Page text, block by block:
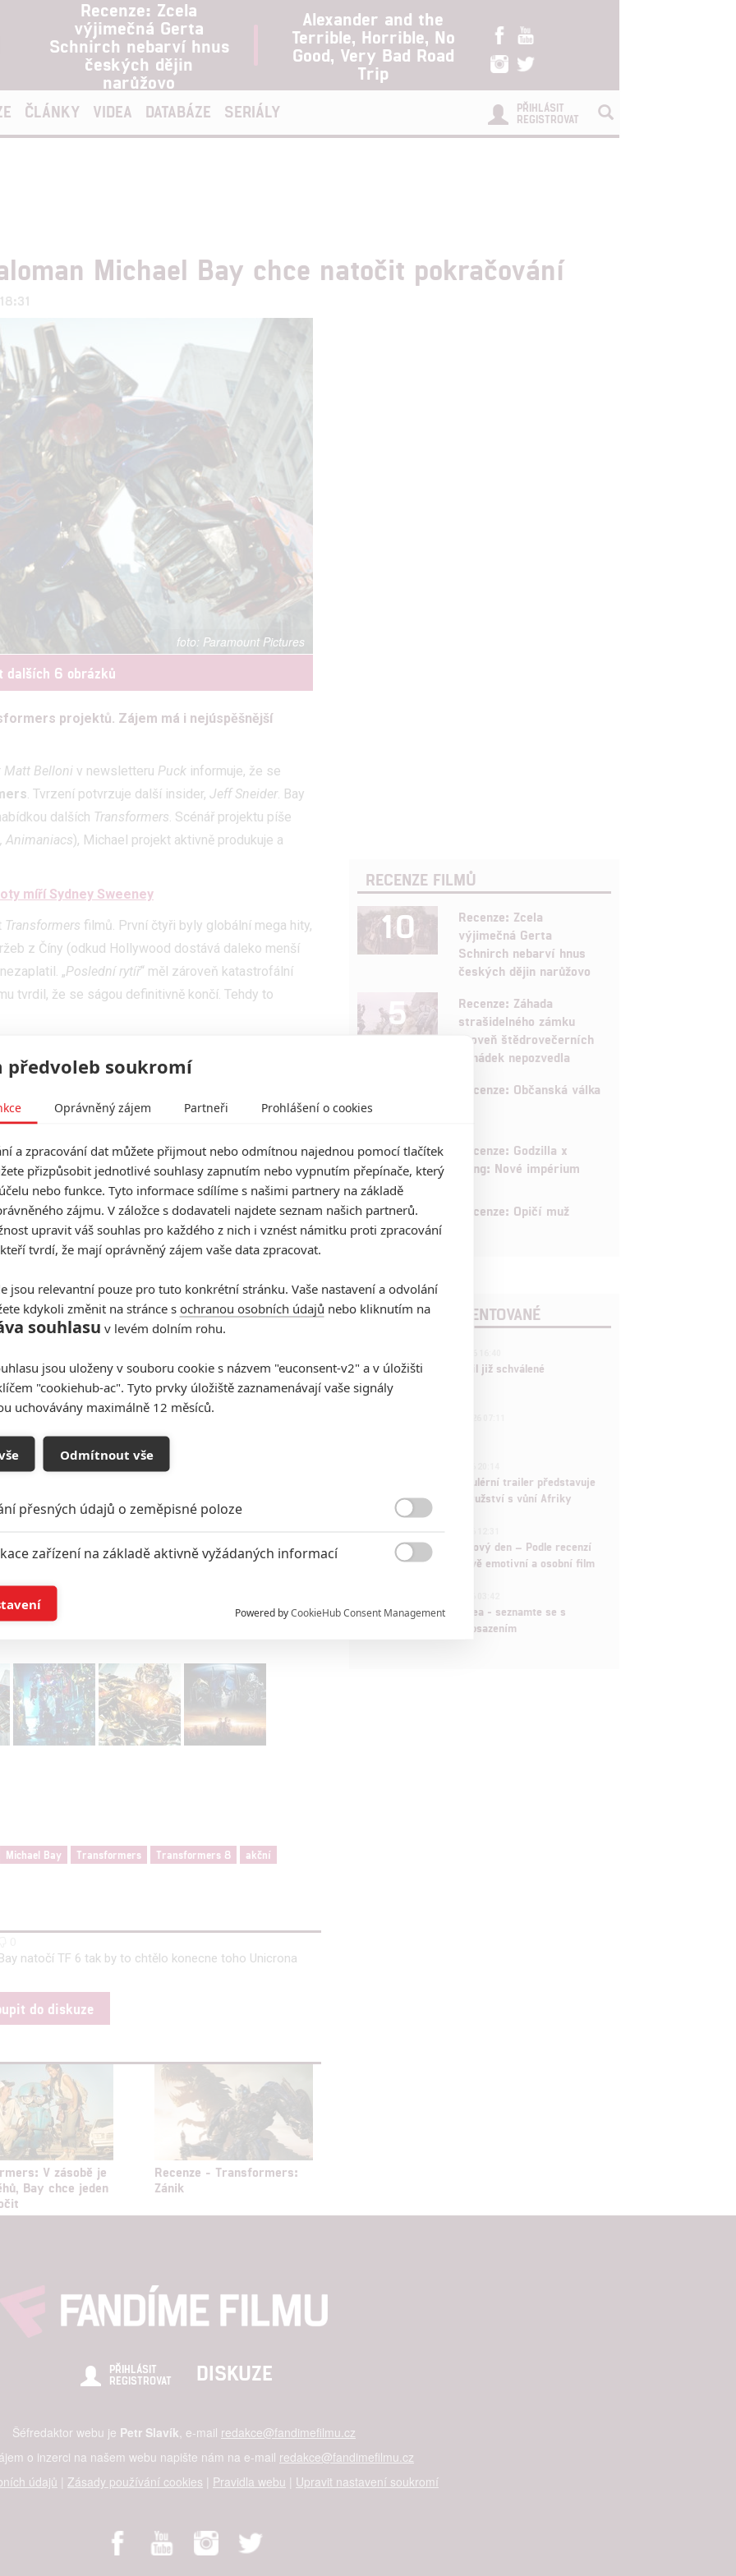
Recenze: Zcela
výjimečná Gerta
Schnirch nebarví hnus
českých dějin
narůžovo
Alexander and the
Terrible, Horrible, No
Good, Very Bad Road
Trip
ČLÁNKY VIDEA DATABÁZE SERIÁLY
PŘIHLÁSIT
REGISTROVAT
Michael Bay chce natočit pokračování
Paramount Pictures
dalších 6 obrázků
projektů. Zájem má i nejúspěšnější
Matt Belloni v newsletteru Puck informuje, že se
. Tvrzení potvrzuje další insider, Jeff Sneider. Bay
dalších Transformers. Scénář projektu píše
Animaniacs), Michael projekt aktivně produkuje a
míří Sydney Sweeney
Transformers filmů. První čtyři byly globální mega hity,
z Číny (odkud Hollywood dostává daleko menší
„Poslední rytíř“ měl zároveň katastrofální
tvrdil, že se ságou definitivně končí. Tehdy to
tři filmy (dva hrané, jeden animovaný) měly
než Michaelovy snímky. Naopak Bay si v březnu
nechce nic schválit. Všichni manažeři se bojí a
OdPosledního rytíře
z roku 2017 Michael natočil jen
(jednoznačný propadák – při rozpočtu 40
prodat vstupenky do kina jen za 52 milionů).
pracovním místečkem, zvlášť pokud chce znovu
nabírají obsazení
zatím není jisté. Puckdále píše, že Paramount
který nakonec upřednostní. Jeden projekt vyvíjí
původnězamýšlené trilogie, nicméněPucktvrdí,
je na stolecorss-overTransformerů sG.I. Joe, k
monster . A vedle toho se prý ve studiu probírají
vývoje. Prozatím mohou v
příští celovečerní film začnou natáčet nejpozději v
gigant
Titulní foto je ilustrační – filmová série Transformers
Puck
Michael Bay Transformers Transformers 8
akční
natočí TF 6 tak by to chtělo konecne toho Unicrona
do diskuze
V zásobě je
Bay chce jeden
Recenze - Transformers:
Zánik
RECENZE FILMŮ
10
Recenze: Zcela
výjimečná Gerta
Schnirch nebarví hnus
českých dějin narůžovo
5
Recenze: Záhada
strašidelného zámku
úroveň štědrovečerních
pohádek nepozvedla
Recenze: Občanská válka
6
Recenze: Godzilla x
Kong: Nové impérium
8 Recenze: Opičí muž
POSLEDNÍ KOMENTOVANÉ
Marvel nečekaně zrušil již schválené
pokračování
Děti krve a kostí: Regulérní trailer představuje
akční fantasy dobrodružství s vůní Afriky
Spider-Man: Zbrusu nový den – Podle recenzí
máme čekat překvapivě emotivní a osobní film
Velké preview: Odyssea - seznamte se s
maximálně nabitým obsazením
PŘIHLÁSIT
REGISTROVAT
DISKUZE
Šéfredaktor webu je Petr Slavík, e-mail redakce@fandimefilmu.cz
o inzerci na našem webu napište nám na e-mail redakce@fandimefilmu.cz
údajů | Zásady používání cookies | Pravidla webu | Upravit nastavení soukromí
předvoleb soukromí
Oprávněný zájem Partneři Prohlášení o cookies
a zpracování dat můžete přijmout nebo odmítnou najednou pomocí tlačítek
přizpůsobit jednotlivé souhlasy zapnutím nebo vypnutím přepínače, který
nebo funkce. Tyto informace sdílíme s našimi partnery na základě
zájmu. V záložce s dodavateli najdete seznam našich partnerů.
upravit váš souhlas pro každého z nich i vznést námitku proti zpracování
tvrdí, že mají oprávněný zájem vaše data zpracovat.
jsou relevantní pouze pro tuto konkrétní stránku. Vaše nastavení a odvolání
kdykoli změnit na stránce s ochranou osobních údajů nebo kliknutím na
souhlasu v levém dolním rohu.
jsou uloženy v souboru cookie s názvem "euconsent-v2" a v úložišti
"cookiehub-ac". Tyto prvky úložiště zaznamenávají vaše signály
uchovávány maximálně 12 měsíců.
Odmítnout vše
přesných údajů o zeměpisné poloze
zařízení na základě aktivně vyžádaných informací
a/nebo přístup k informacím v zařízení

obsah, měření obsahu, průzkum publika a vývoj
Powered byCookieHub Consent Management